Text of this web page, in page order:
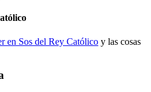
en Sos del Rey Católico y las cosas